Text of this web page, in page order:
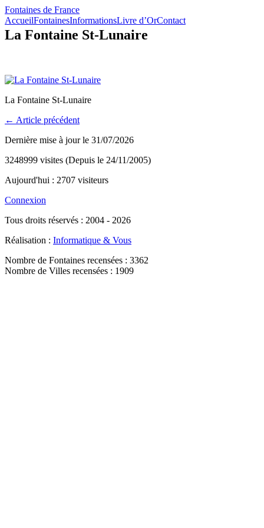
Fontaines de France
AccueilFontainesInformationsLivre d’OrContact
La Fontaine St-Lunaire
La Fontaine St-Lunaire
← Article précédent
Dernière mise à jour le 31/07/2026
3248999 visites (Depuis le 24/11/2005)
Aujourd'hui : 2707 visiteurs
Connexion
Tous droits réservés : 2004 - 2026
Réalisation : Informatique & Vous
Nombre de Fontaines recensées : 3362
Nombre de Villes recensées : 1909